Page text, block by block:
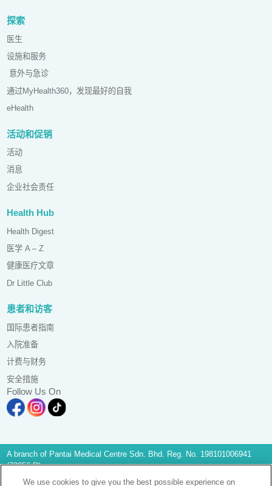
探索
医生
设施和服务
意外与急诊
通过MyHealth360，发现最好的自我
eHealth
活动和促销
活动
消息
企业社会责任
Health Hub
Health Digest
医学 A – Z
健康医疗文章
Dr Little Club
患者和访客
国际患者指南
入院准备
计费与财务
安全措施
Follow Us On
A branch of Pantai Medical Centre Sdn. Bhd. Reg. No. 198101006941
(73056-D)
All Rights Reserved. Photos are for illustration purposes only
We use cookies to give you the best possible experience on